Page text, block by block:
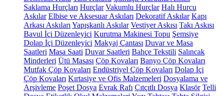
Saklama Hurçları Hurçlar Vakumlu Hurçlar Halı Hurcu
Askılar Elbise ve Aksesuar Askıları Dekoratif Askılar Kapı
Arkası Askıları Yapışkanlı Askılar Vestiyer Askısı Takı Askısı
Bavul İçi Düzenleyici Kurutma Makinesi Topu Şemsiye
Dolap İçi Düzenleyici Makyaj Çantası Duvar ve Masa
Saatleri Masa Saati Duvar Saatleri Bahçe Tekstili Salıncak
Minderleri Ütü Masası Çöp Kovaları Banyo Çöp Kovaları
Mutfak Çöp Kovaları Endüstriyel Çöp Kovaları Dolap İçi
Çöp Kovaları Kırtasiye ve Ofis Malzemeleri Dosyalama ve
Arşivleme Poşet Dosya Evrak Rafı Çıtçıtlı Dosya Klasör Telli